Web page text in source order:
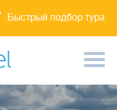
Быстрый подбор тура